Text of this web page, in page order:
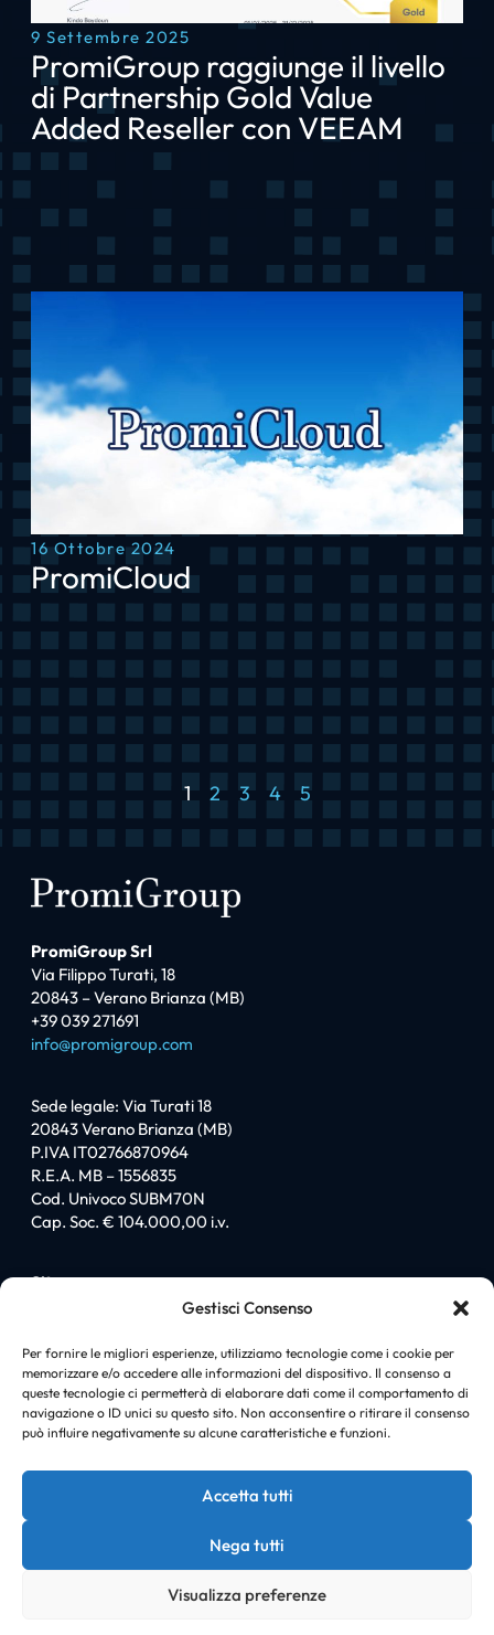
Gestisci Consenso
Per fornire le migliori esperienze, utilizziamo tecnologie come i cookie per
memorizzare e/o accedere alle informazioni del dispositivo. Il consenso a
queste tecnologie ci permetterà di elaborare dati come il comportamento di
navigazione o ID unici su questo sito. Non acconsentire o ritirare il consenso
può influire negativamente su alcune caratteristiche e funzioni.
Accetta tutti
Nega tutti
Visualizza preferenze
9 Settembre 2025
PromiGroup raggiunge il livello
di Partnership Gold Value
Added Reseller con VEEAM
16 Ottobre 2024
PromiCloud
1 2 3 4 5
PromiGroup Srl
Via Filippo Turati, 18
20843 – Verano Brianza (MB)
+39 039 271691
info@promigroup.com
Sede legale: Via Turati 18
20843 Verano Brianza (MB)
P.IVA IT02766870964
R.E.A. MB – 1556835
Cod. Univoco SUBM70N
Cap. Soc. € 104.000,00 i.v.
Sitemap
Chi siamo
I love PromiGroup
Certificazioni
Soluzioni